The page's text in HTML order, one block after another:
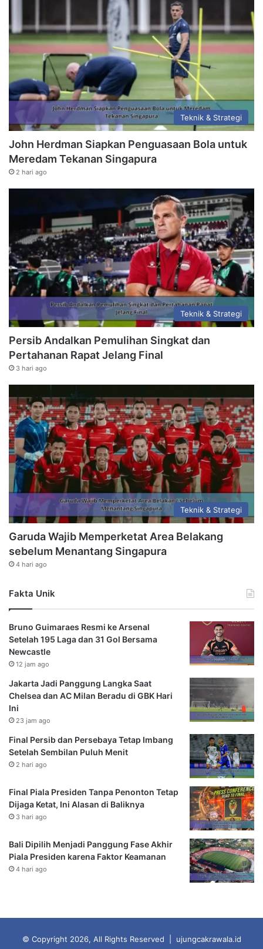
Teknik & Strategi
John Herdman Siapkan Penguasaan Bola untuk
Meredam Tekanan Singapura
2 hari ago
Teknik & Strategi
Persib Andalkan Pemulihan Singkat dan
Pertahanan Rapat Jelang Final
3 hari ago
Teknik & Strategi
Garuda Wajib Memperketat Area Belakang
sebelum Menantang Singapura
4 hari ago
Fakta Unik
Bruno Guimaraes Resmi ke Arsenal
Setelah 195 Laga dan 31 Gol Bersama
Newcastle
12 jam ago
Jakarta Jadi Panggung Langka Saat
Chelsea dan AC Milan Beradu di GBK Hari
Ini
23 jam ago
Final Persib dan Persebaya Tetap Imbang
Setelah Sembilan Puluh Menit
2 hari ago
Final Piala Presiden Tanpa Penonton Tetap
Dijaga Ketat, Ini Alasan di Baliknya
3 hari ago
Bali Dipilih Menjadi Panggung Fase Akhir
Piala Presiden karena Faktor Keamanan
4 hari ago
© Copyright 2026, All Rights Reserved | ujungcakrawala.id